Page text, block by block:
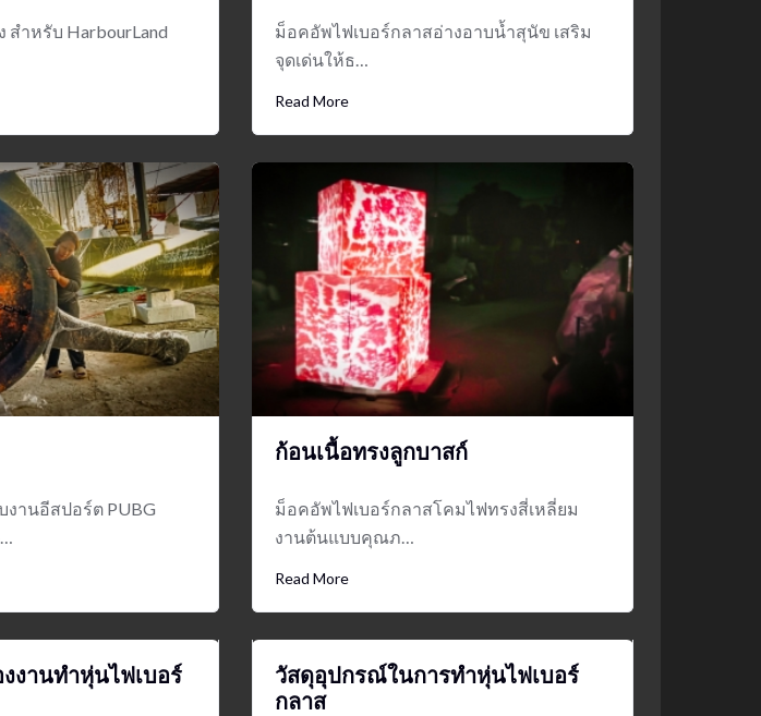
สำหรับ HarbourLand
ม็อคอัพไฟเบอร์กลาสอ่างอาบน้ำสุนัข เสริม
จุดเด่นให้ธ…
Read More
านอีสปอร์ต PUBG
ก้อนเนื้อทรงลูกบาสก์
ม็อคอัพไฟเบอร์กลาสโคมไฟทรงสี่เหลี่ยม
งานต้นแบบคุณภ…
Read More
งานทำหุ่นไฟเบอร์
วัสดุอุปกรณ์ในการทำหุ่นไฟเบอร์
กลาส